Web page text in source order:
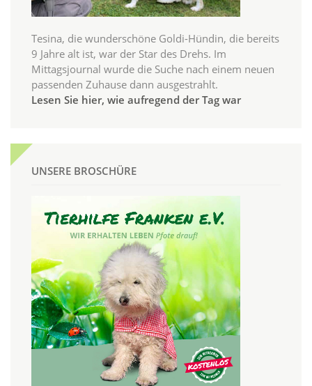
Tesina, die wunderschöne Goldi-Hündin, die bereits
9 Jahre alt ist, war der Star des Drehs. Im
Mittagsjournal wurde die Suche nach einem neuen
passenden Zuhause dann ausgestrahlt.
Lesen Sie hier, wie aufregend der Tag war
UNSERE BROSCHÜRE